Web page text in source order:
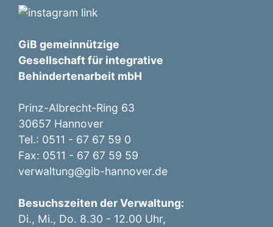
GiB gemeinnützige
Gesellschaft für integrative
Behindertenarbeit mbH
Prinz-Albrecht-Ring 63
30657 Hannover
Tel.: 0511 - 67 67 59 0
Fax: 0511 - 67 67 59 59
verwaltung@gib-hannover.de
Besuchszeiten der Verwaltung:
Di., Mi., Do. 8.30 - 12.00 Uhr,